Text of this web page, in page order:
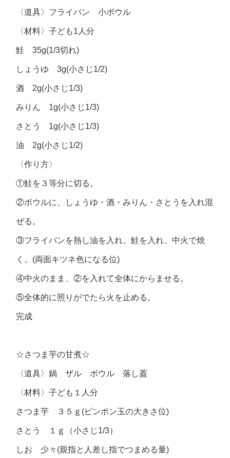
〈道具〉フライパン 小ボウル
〈材料〉子ども1人分
鮭 35g(1/3切れ)
しょうゆ 3g(小さじ1/2)
酒 2g(小さじ1/3)
みりん 1g(小さじ1/3)
さとう 1g(小さじ1/3)
油 2g(小さじ1/2)
〈作り方〉
①鮭を３等分に切る。
②ボウルに、しょうゆ・酒・みりん・さとうを入れ混
ぜる。
③フライパンを熱し油を入れ、鮭を入れ、中火で焼
く。(両面キツネ色になる位)
④中火のまま、②を入れて全体にからませる。
⑤全体的に照りがでたら火を止める。
完成
☆さつま芋の甘煮☆
〈道具〉鍋 ザル ボウル 落し蓋
〈材料〉子ども１人分
さつま芋 ３５ｇ(ピンポン玉の大きさ位)
さとう １ｇ（小さじ1/3）
しお 少々(親指と人差し指でつまめる量)